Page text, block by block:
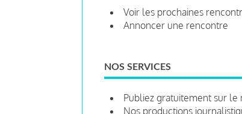
Voir les prochaines
Annoncer une rencontre
NOS SERVICES
Publiez gratuitement sur le
Nos productions